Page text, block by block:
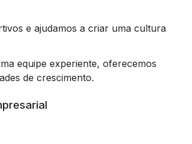
e ajudamos a criar uma cultura
equipe experiente, oferecemos
de crescimento.